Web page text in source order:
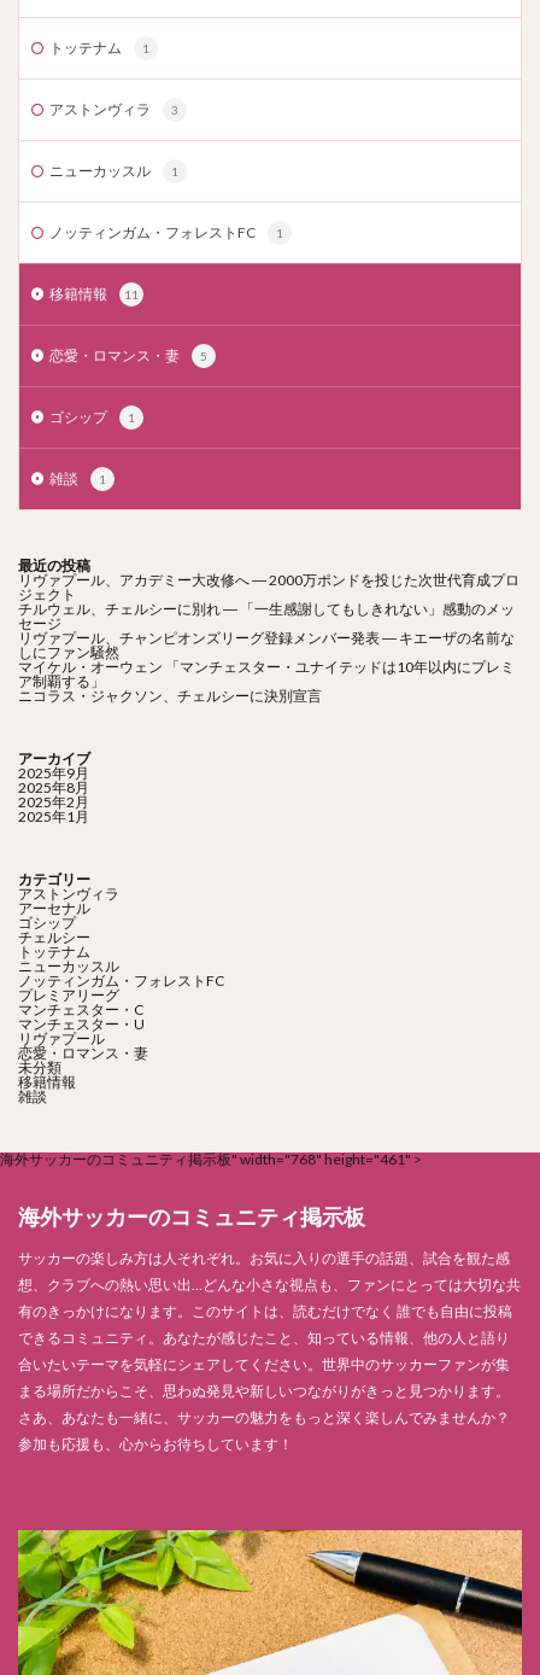
トッテナム 1
アストンヴィラ 3
ニューカッスル 1
ノッティンガム・フォレストFC 1
移籍情報 11
恋愛・ロマンス・妻 5
ゴシップ 1
雑談 1
最近の投稿
リヴァプール、アカデミー大改修へ ― 2000万ポンドを投じた次世代育成プロ
ジェクト
チルウェル、チェルシーに別れ ― 「一生感謝してもしきれない」感動のメッ
セージ
リヴァプール、チャンピオンズリーグ登録メンバー発表 ― キエーザの名前な
しにファン騒然
マイケル・オーウェン 「マンチェスター・ユナイテッドは10年以内にプレミ
ア制覇する」
ニコラス・ジャクソン、チェルシーに決別宣言
アーカイブ
2025年9月
2025年8月
2025年2月
2025年1月
カテゴリー
アストンヴィラ
アーセナル
ゴシップ
チェルシー
トッテナム
ニューカッスル
ノッティンガム・フォレストFC
プレミアリーグ
マンチェスター・C
マンチェスター・U
リヴァプール
恋愛・ロマンス・妻
未分類
移籍情報
雑談
海外サッカーのコミュニティ掲示板" width="768" height="461" >
海外サッカーのコミュニティ掲示板
サッカーの楽しみ方は人それぞれ。お気に入りの選手の話題、試合を観た感
想、クラブへの熱い思い出…どんな小さな視点も、ファンにとっては大切な共
有のきっかけになります。このサイトは、読むだけでなく 誰でも自由に投稿
できるコミュニティ。あなたが感じたこと、知っている情報、他の人と語り
合いたいテーマを気軽にシェアしてください。世界中のサッカーファンが集
まる場所だからこそ、思わぬ発見や新しいつながりがきっと見つかります。
さあ、あなたも一緒に、サッカーの魅力をもっと深く楽しんでみませんか？
参加も応援も、心からお待ちしています！